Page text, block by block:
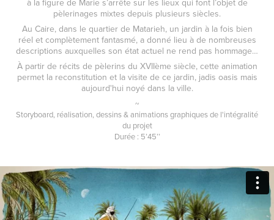
pèlerinages mixtes depuis plusieurs siècles.
Au Caire, dans le quartier de Matarieh, un jardin à la fois bien
réel et complètement fantasmé, a donné lieu à de nombreuses
descriptions auxquelles son état actuel ne rend pas hommage…
À partir de récits de pèlerins du XVIIème siècle, cette animation
permet la reconstitution et la visite de ce jardin, jadis oasis mais
aujourd'hui noyé dans la ville.
~
Storyboard, réalisation, dessins & animations graphiques de l'intégralité
du projet
Durée : 5’45’’